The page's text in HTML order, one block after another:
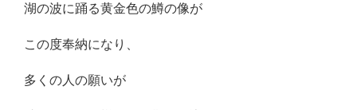
湖の波に踊る黄金色の鱒の像が
この度奉納になり、
多くの人の願いが